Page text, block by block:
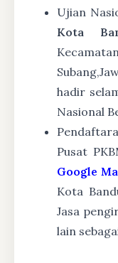
Ujian
Kota
hadir
Nasional
Pusat
Google
Kota
Jasa
lain